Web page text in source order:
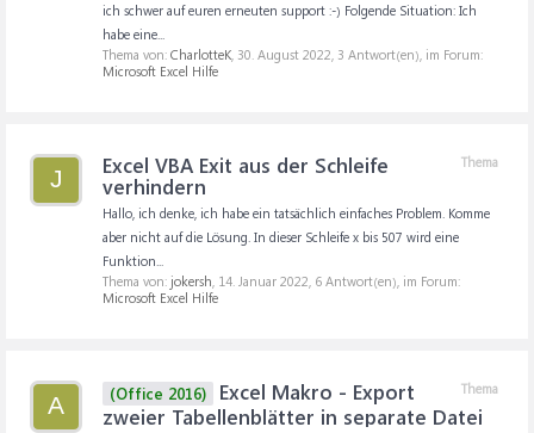
ich schwer auf euren erneuten support :-) Folgende Situation: Ich
habe eine...
Thema von: CharlotteK, 30. August 2022, 3 Antwort(en), im Forum:
Microsoft Excel Hilfe
J
Thema
Excel VBA Exit aus der Schleife
verhindern
Hallo, ich denke, ich habe ein tatsächlich einfaches Problem. Komme
aber nicht auf die Lösung. In dieser Schleife x bis 507 wird eine
Funktion...
Thema von: jokersh, 14. Januar 2022, 6 Antwort(en), im Forum:
Microsoft Excel Hilfe
A
Thema
(Office 2016)
Excel Makro - Export
zweier Tabellenblätter in separate Datei